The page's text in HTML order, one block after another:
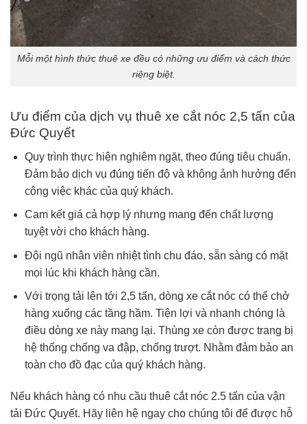
Mỗi một hình thức thuê xe đều có những ưu điểm và cách thức
riêng biệt.
Ưu điểm của dịch vụ thuê xe cắt nóc 2,5 tấn của
Đức Quyết
Quy trình thực hiện nghiêm ngặt, theo đúng tiêu chuẩn.
Đảm bảo dịch vụ đúng tiến độ và không ảnh hưởng đến
công việc khác của quý khách.
Cam kết giá cả hợp lý nhưng mang đến chất lượng
tuyệt vời cho khách hàng.
Đội ngũ nhân viên nhiệt tình chu đáo, sẵn sàng có mặt
mọi lúc khi khách hàng cần.
Với trọng tải lên tới 2,5 tấn, dòng xe cắt nóc có thể chở
hàng xuống các tầng hầm. Tiện lợi và nhanh chóng là
điều dòng xe này mang lại. Thùng xe còn được trang bị
hệ thống chống va đập, chống trượt. Nhằm đảm bảo an
toàn cho đồ đạc của quý khách hàng.
Nếu khách hàng có nhu cầu thuê cắt nóc 2.5 tấn của vận
tải Đức Quyết. Hãy liên hệ ngay cho chúng tôi để được hỗ